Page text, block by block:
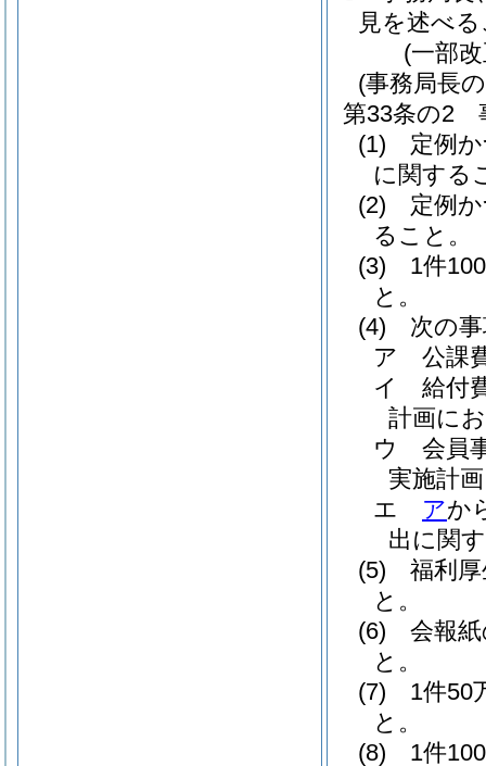
見を述べ
(一部
(事務局長
第33条の2
(1)
定例
に関する
(2)
定例
ること。
(3)
1件
と。
(4)
次の
ア
公課
イ
給付
計画に
ウ
会員
実施計
エ
アか
出に関
(5)
福利
と。
(6)
会報
と。
(7)
1件50
と。
(8)
1件